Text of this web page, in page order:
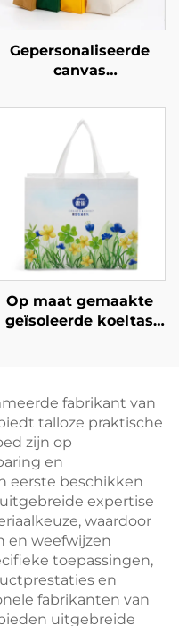
Gepersonaliseerde
canvas
uw merk met
gepersonaliseerde
merchandising
Op maat gemaakte
geïsoleerde koeltas
met vogel- en
bloemprint
fabrikant van
talloze praktische
zijn op
en
eerste beschikken
expertise
waardoor
en weefwijzen
toepassingen,
en
fabrikanten van
uitgebreide